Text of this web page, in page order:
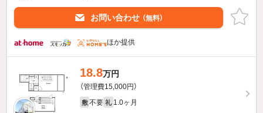
お問い合わせ （無料）
ほか提供
18.8万円
（管理費15,000円）
敷 不要 礼 1.0ヶ月